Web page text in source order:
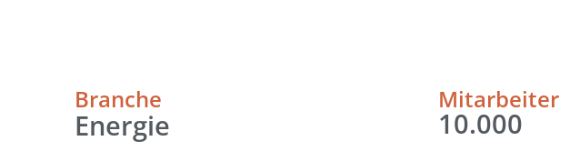
Branche
Energie
Mitarbeiter
10.000